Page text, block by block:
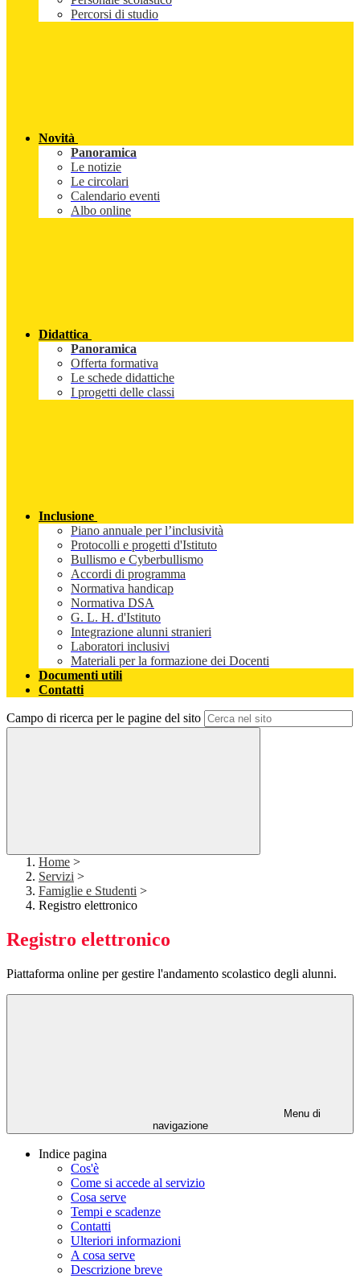
Percorsi di studio
Novità
Panoramica
Le notizie
Le circolari
Calendario eventi
Albo online
Didattica
Panoramica
Offerta formativa
Le schede didattiche
I progetti delle classi
Inclusione
Piano annuale per l’inclusività
Protocolli e progetti d'Istituto
Bullismo e Cyberbullismo
Accordi di programma
Normativa handicap
Normativa DSA
G. L. H. d'Istituto
Integrazione alunni stranieri
Laboratori inclusivi
Materiali per la formazione dei Docenti
Documenti utili
Contatti
Campo di ricerca per le pagine del sito
Home >
Servizi >
Famiglie e Studenti >
Registro elettronico
Registro elettronico
Piattaforma online per gestire l'andamento scolastico degli alunni.
Menu di
navigazione
Indice pagina
Cos'è
Come si accede al servizio
Cosa serve
Tempi e scadenze
Contatti
Ulteriori informazioni
A cosa serve
Descrizione breve